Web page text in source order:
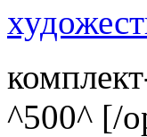
^500^ [/